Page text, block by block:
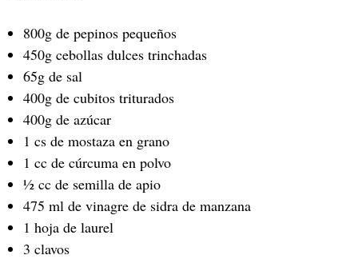
800g de pepinos pequeños
450g cebollas dulces trinchadas
65g de sal
400g de cubitos triturados
400g de azúcar
1 cs de mostaza en grano
1 cc de cúrcuma en polvo
½ cc de semilla de apio
475 ml de vinagre de sidra de manzana
1 hoja de laurel
3 clavos